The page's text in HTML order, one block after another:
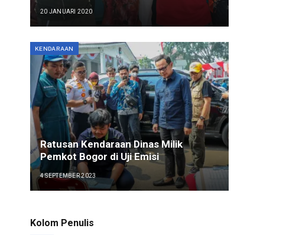
20 JANUARI 2020
KENDARAAN
Ratusan Kendaraan Dinas Milik
Pemkot Bogor di Uji Emisi
4 SEPTEMBER 2023
Kolom Penulis